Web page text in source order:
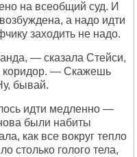
на всеобщий суд. И
а надо идти
заходить не надо.
— сказала Стейси,
коридор. — Скажешь
бывай.
идти медленно —
были набиты
как все вокруг тепло
столько голого тела,